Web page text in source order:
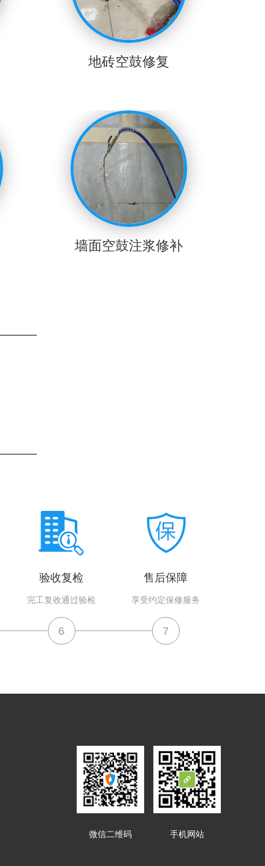
地砖空鼓修复
墙面空鼓注浆修补
验收复检
完工复收通过验检
售后保障
享受约定保修服务
6 7
微信二维码 手机网站